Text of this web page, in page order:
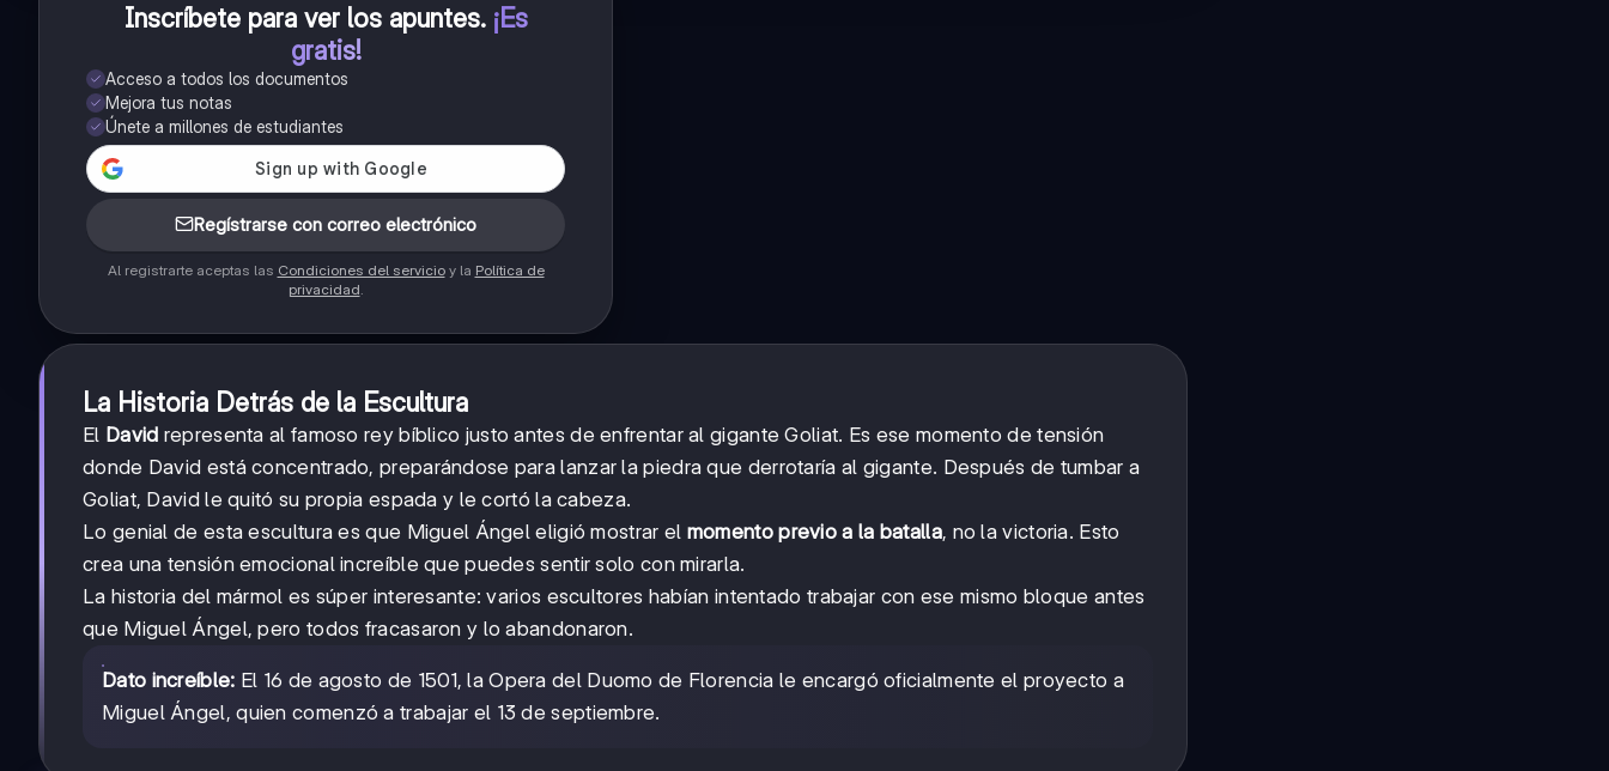
Inscríbete para ver los apuntes. ¡Es
gratis!
Acceso a todos los documentos
Mejora tus notas
Únete a millones de estudiantes
Regístrarse con correo electrónico
Al registrarte aceptas las Condiciones del servicioy la Política de
privacidad
La Historia Detrás de la Escultura
El David representa al famoso rey bíblico justo antes de enfrentar al gigante Goliat. Es ese momento de tensión
donde David está concentrado, preparándose para lanzar la piedra que derrotaría al gigante. Después de tumbar a
Goliat, David le quitó su propia espada y le cortó la cabeza.
Lo genial de esta escultura es que Miguel Ángel eligió mostrar el momento previo a la batalla, no la victoria. Esto
crea una tensión emocional increíble que puedes sentir solo con mirarla.
La historia del mármol es súper interesante: varios escultores habían intentado trabajar con ese mismo bloque antes
que Miguel Ángel, pero todos fracasaron y lo abandonaron.
Dato increíble: El 16 de agosto de 1501, la Opera del Duomo de Florencia le encargó oficialmente el proyecto a
Miguel Ángel, quien comenzó a trabajar el 13 de septiembre.